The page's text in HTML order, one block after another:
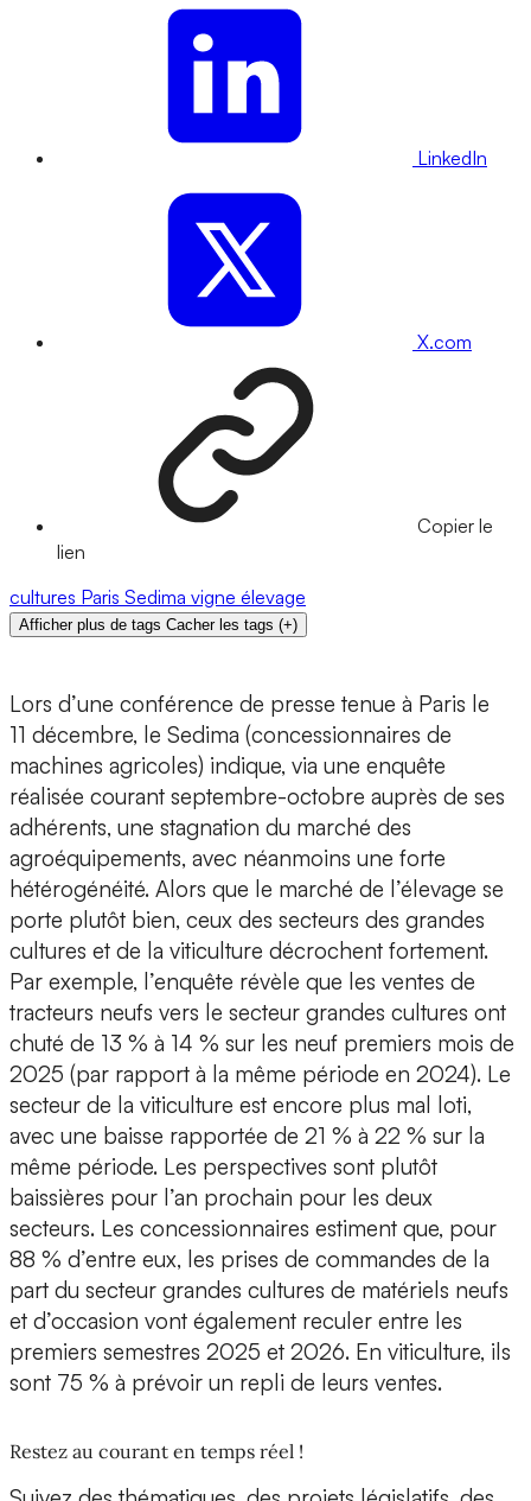
LinkedIn
X.com
Copier le
lien
cultures Paris Sedima vigne élevage
Afficher plus de tags Cacher les tags (+)
Lors d’une conférence de presse tenue à Paris le
11 décembre, le Sedima (concessionnaires de
machines agricoles) indique, via une enquête
réalisée courant septembre-octobre auprès de ses
adhérents, une stagnation du marché des
agroéquipements, avec néanmoins une forte
hétérogénéité. Alors que le marché de l’élevage se
porte plutôt bien, ceux des secteurs des grandes
cultures et de la viticulture décrochent fortement.
Par exemple, l’enquête révèle que les ventes de
tracteurs neufs vers le secteur grandes cultures ont
chuté de 13 % à 14 % sur les neuf premiers mois de
2025 (par rapport à la même période en 2024). Le
secteur de la viticulture est encore plus mal loti,
avec une baisse rapportée de 21 % à 22 % sur la
même période. Les perspectives sont plutôt
baissières pour l’an prochain pour les deux
secteurs. Les concessionnaires estiment que, pour
88 % d’entre eux, les prises de commandes de la
part du secteur grandes cultures de matériels neufs
et d’occasion vont également reculer entre les
premiers semestres 2025 et 2026. En viticulture, ils
sont 75 % à prévoir un repli de leurs ventes.
Restez au courant en temps réel !